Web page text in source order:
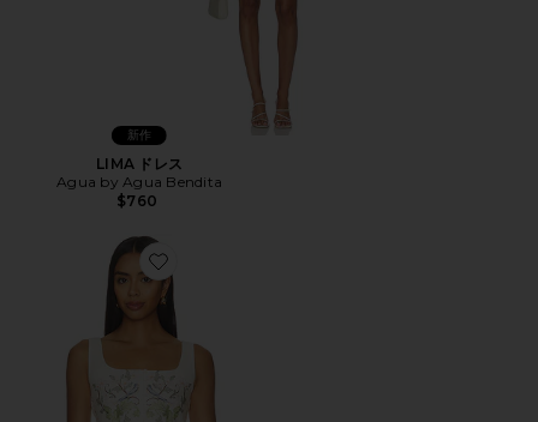
新作
LIMA ドレス
Agua by Agua Bendita
$760
Favorite ESLABON トップ